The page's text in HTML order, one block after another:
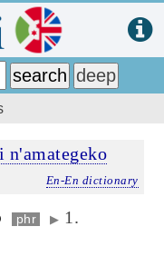
n'amategeko
En-En dictionary
phr ▶ 1.